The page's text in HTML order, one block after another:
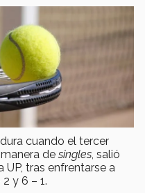
cuando el tercer
desingles, salió
UP, tras enfrentarse a
y 6 – 1.